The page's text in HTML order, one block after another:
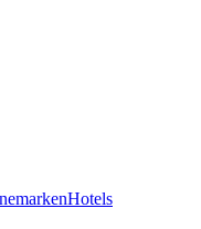
Hotels